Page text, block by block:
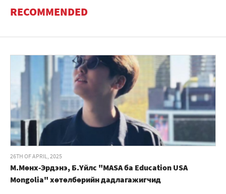
RECOMMENDED
26TH OF APRIL, 2025
М.Мөнх-Эрдэнэ, Б.Үйлс "MASA ба Education USA
Mongolia" хөтөлбөрийн дадлагажигчид